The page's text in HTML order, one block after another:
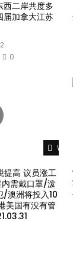
西二岸共度多
届加拿大江苏
0
提高 议员涨工
需戴口罩/泼
/澳洲将投入10
美国有没有管